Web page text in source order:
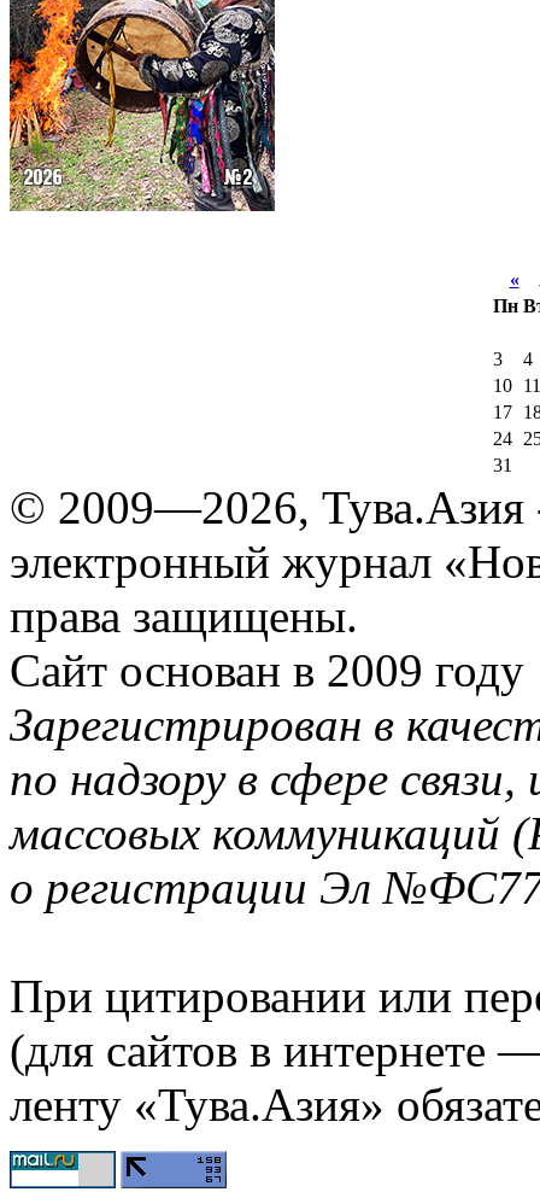
«
Пн
3
4
10
11
17
24
31
© 2009—2026, Тува.Азия
электронный журнал
права защищены.
Сайт основан в 2009 году
Зарегистрирован в
по надзору в сфере
массовых коммуникаций
о регистрации Эл
При цитировании или
(для сайтов в интернете
ленту «Тува.Азия»